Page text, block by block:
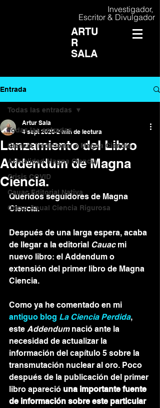
Investigador,
Escritor & Divulgador
ARTU
R
SALA
Entrada
Todas las entradas
Ciencia Tradicional o Magna Ciencia
Actualidad Magna Ciencia
Crisis COVID
Cauac Editorial Nativa
Curso Anual Ciencia Rigurosa
Todas las entradas
Lanzamiento del Libro
Addendum de Magna
Ciencia.
Artur Sala
4 sept 2020 2 min de lectura
Queridos seguidores de Magna
Ciencia.
Después de una larga espera, acaba
de llegar a la editorial Cauac mi
nuevo libro: el Addendum o
extensión del primer libro de Magna
Ciencia.
Como ya he comentado en mi
antiguo blog La Ciencia Perdida,
este Addendum nació ante la
necesidad de actualizar la
información del capítulo 5 sobre la
transmutación nuclear al oro. Poco
después de la publicación del primer
libro apareció una importante fuente
de información sobre este particular